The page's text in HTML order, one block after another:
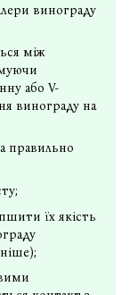
винограду
між
або V-
винограду на
правильно
їх якість